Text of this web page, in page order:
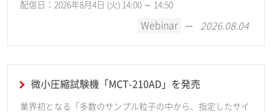
配信日：2026年8月4日 (火) 14:00 ～ 14:50
Webinar 2026.08.04
微小圧縮試験機「MCT-210AD」を発売
業界初となる「多数のサンプル粒子の中から、指定したサイ